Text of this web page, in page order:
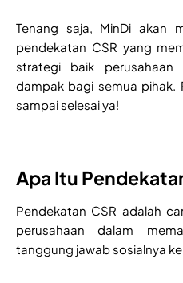
Tenang saja, MinDi akan
pendekatan CSR yang
strategi baik perusahaan
dampak bagi semua pihak.
sampai selesai ya!
Apa Itu
Pendekatan CSR adalah
perusahaan dalam
tanggung jawab sosialnya